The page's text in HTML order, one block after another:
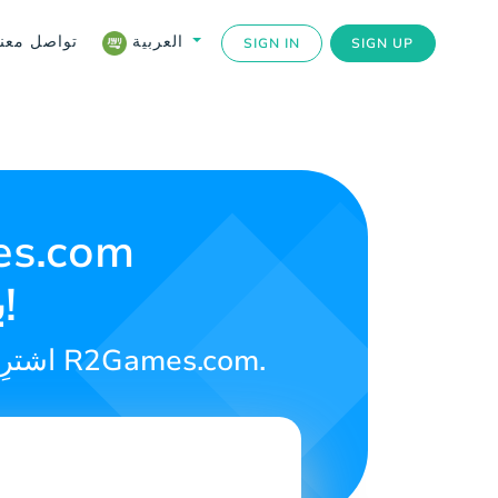
تواصل SIGN IN SIGN UP
Gift Coins بسهولة في مصر!
اشترِ بطاقات هدايا رقمية عبر الإنترنت واستمتع بمزاياها لمغامراتك في R2Games.com.